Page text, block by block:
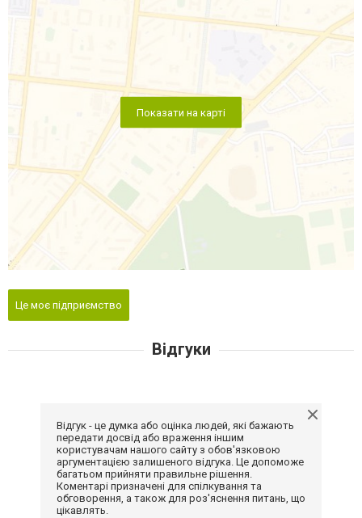
Показати на карті
Це моє підприємство
Відгуки
Відгук - це думка або оцінка людей, які бажають
передати досвід або враження іншим
користувачам нашого сайту з обов'язковою
аргументацією залишеного відгука. Це допоможе
багатьом прийняти правильне рішення.
Коментарі призначені для спілкування та
обговорення, а також для роз'яснення питань, що
цікавлять.